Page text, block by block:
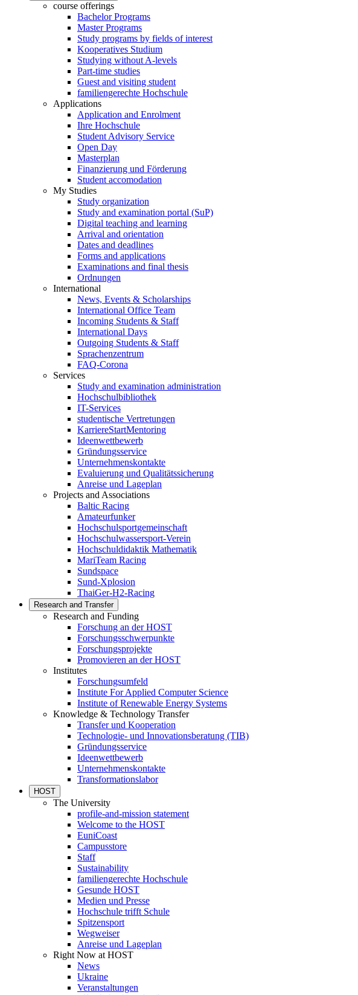
course offerings
Bachelor Programs
Master Programs
Study programs by fields of interest
Kooperatives Studium
Studying without A-levels
Part-time studies
Guest and visiting student
familiengerechte Hochschule
Applications
Application and Enrolment
Ihre Hochschule
Student Advisory Service
Open Day
Masterplan
Finanzierung und Förderung
Student accomodation
My Studies
Study organization
Study and examination portal (SuP)
Digital teaching and learning
Arrival and orientation
Dates and deadlines
Forms and applications
Examinations and final thesis
Ordnungen
International
News, Events & Scholarships
International Office Team
Incoming Students & Staff
International Days
Outgoing Students & Staff
Sprachenzentrum
FAQ-Corona
Services
Study and examination administration
Hochschulbibliothek
IT-Services
studentische Vertretungen
KarriereStartMentoring
Ideenwettbewerb
Gründungsservice
Unternehmenskontakte
Evaluierung und Qualitätssicherung
Anreise und Lageplan
Projects and Associations
Baltic Racing
Amateurfunker
Hochschulsportgemeinschaft
Hochschulwassersport-Verein
Hochschuldidaktik Mathematik
MariTeam Racing
Sundspace
Sund-Xplosion
ThaiGer-H2-Racing
Research and Transfer
Research and Funding
Forschung an der HOST
Forschungsschwerpunkte
Forschungsprojekte
Promovieren an der HOST
Institutes
Forschungsumfeld
Institute For Applied Computer Science
Institute of Renewable Energy Systems
Knowledge & Technology Transfer
Transfer und Kooperation
Technologie- und Innovationsberatung (TIB)
Gründungsservice
Ideenwettbewerb
Unternehmenskontakte
Transformationslabor
HOST
The University
profile-and-mission statement
Welcome to the HOST
EuniCoast
Campusstore
Staff
Sustainability
familiengerechte Hochschule
Gesunde HOST
Medien und Presse
Hochschule trifft Schule
Spitzensport
Wegweiser
Anreise und Lageplan
Right Now at HOST
News
Ukraine
Veranstaltungen